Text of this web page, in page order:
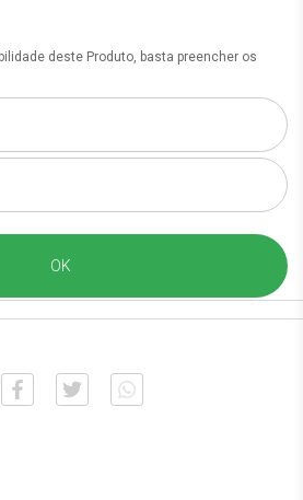
deste Produto, basta preencher os